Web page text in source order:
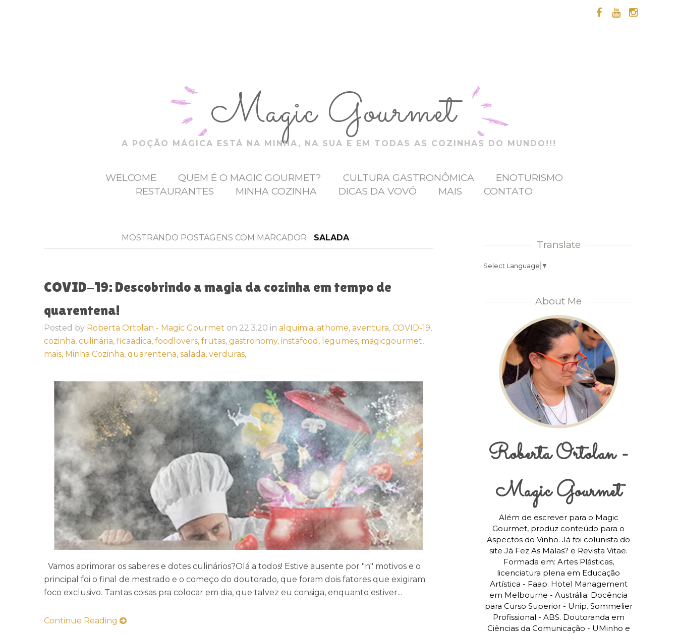
Magic Gourmet
A POÇÃO MÁGICA ESTÁ NA MINHA, NA SUA E EM TODAS AS COZINHAS DO MUNDO!!!
WELCOME QUEM É O MAGIC GOURMET? CULTURA GASTRONÔMICA
ENOTURISMO
RESTAURANTES
MINHA COZINHA DICAS DA VOVÓ MAIS CONTATO
MOSTRANDO POSTAGENS COM MARCADOR SALADA .
COVID-19: Descobrindo a magia da cozinha em tempo de
quarentena!
Posted by Roberta Ortolan - Magic Gourmet on 22.3.20 in alquimia, athome, aventura, COVID-19,
cozinha, culinária, ficaadica, foodlovers, frutas, gastronomy, instafood, legumes, magicgourmet,
mais, Minha Cozinha, quarentena, salada, verduras,
Vamos aprimorar os saberes e dotes culinários?Olá a todos! Estive ausente por "n" motivos e o
principal foi o final de mestrado e o começo do doutorado, que foram dois fatores que exigiram
foco exclusivo. Tantas coisas pra colocar em dia, que talvez eu consiga, enquanto estiver...
Continue Reading
Translate
Select Language ▼
About Me
Roberta Ortolan -
Magic Gourmet
Além de escrever para o Magic
Gourmet, produz conteúdo para o
Aspectos do Vinho. Já foi colunista do
site Já Fez As Malas? e Revista Vitae.
Formada em: Artes Plásticas,
licenciatura plena em Educação
Artística - Faap. Hotel Management
em Melbourne - Austrália. Docência
para Curso Superior - Unip. Sommelier
Profissional - ABS. Doutoranda em
Ciências da Comunicação - UMinho e